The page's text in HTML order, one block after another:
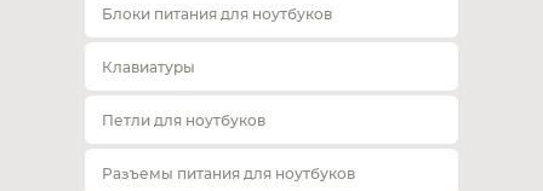
Блоки питания для ноутбуков
Клавиатуры
Петли для ноутбуков
Разъемы питания для ноутбуков